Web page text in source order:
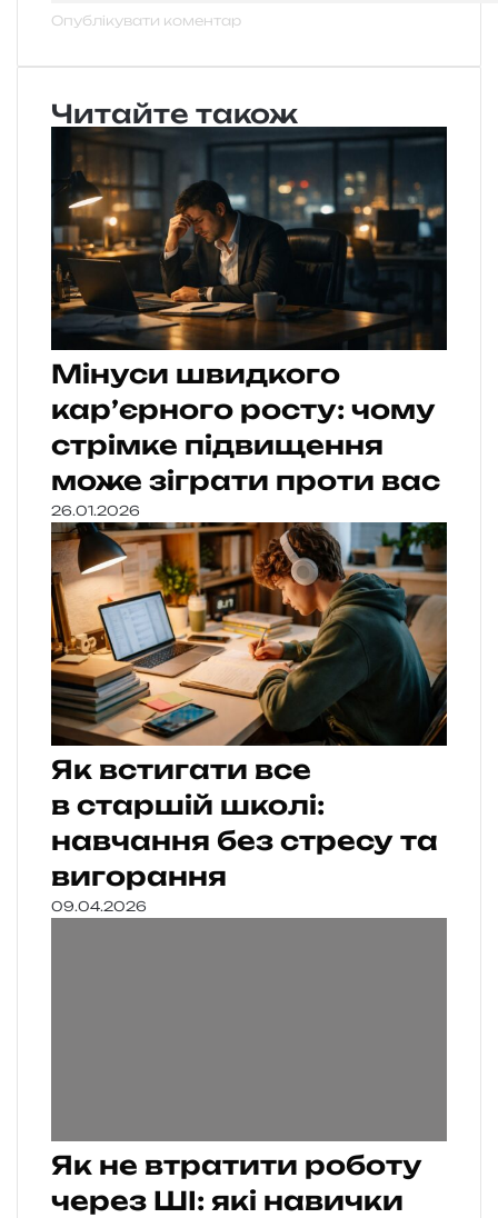
Читайте також
Мінуси швидкого
кар’єрного росту: чому
стрімке підвищення
може зіграти проти вас
26.01.2026
Як встигати все
в старшій школі:
навчання без стресу та
вигорання
09.04.2026
Як не втратити роботу
через ШІ: які навички